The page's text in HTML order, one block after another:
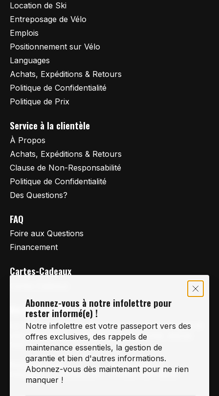
Location de Ski
Entreposage de Vélo
Emplois
Positionnement sur Vélo
Languages
Achats, Expéditions & Retours
Politique de Confidentialité
Politique de Prix
Service à la clientèle
À Propos
Achats, Expéditions & Retours
Clause de Non-Responsabilité
Politique de Confidentialité
Des Questions?
FAQ
Foire aux Questions
Financement
Cartes-Cadeaux
Vertige Vélo Ski
La référence en vélo de route, vélo de montagne et
vélo hybride sur la Rive-Sud de Montréal, depuis
1997.
Notre courriel
Info@vertigeveloski.com
Nous Joindre
1 (450) 464-8808
Abonnez-vous à notre infolettre pour
rester informé(e) !
Notre infolettre est votre passeport vers des
offres exclusives, des rappels de
maintenance essentiels, la gestion de
garantie et bien d'autres informations.
Abonnez-vous dès maintenant pour ne rien
manquer !